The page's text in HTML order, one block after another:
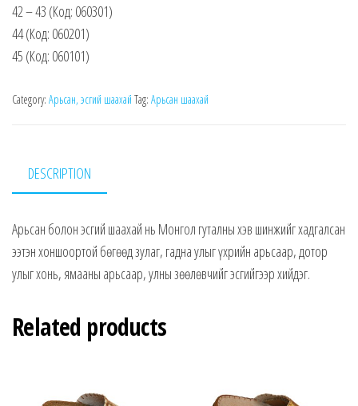
42 – 43 (Код: 060301)
44 (Код: 060201)
45 (Код: 060101)
Category: Арьсан, эсгий шаахай Tag: Арьсан шаахай
DESCRIPTION
Арьсан болон эсгий шаахай нь Монгол гуталны хэв шинжийг хадгалсан
ээтэн хоншоортой бөгөөд зулаг, гадна улыг үхрийн арьсаар, дотор
улыг хонь, ямааны арьсаар, улны зөөлөвчийг эсгийгээр хийдэг.
Related products